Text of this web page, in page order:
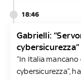
18:46
Gabrielli:
cybersicurezza”
“In Italia
cybersicurezza”,